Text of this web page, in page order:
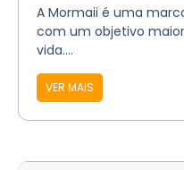
A Mormaii é uma
com um objetivo
vida....
VER MAIS